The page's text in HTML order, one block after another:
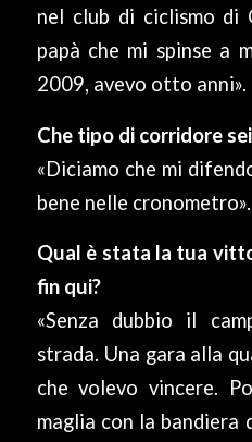
nel club di ciclismo di
papà che mi spinse a
2009, avevo otto anni».
Che tipo di corridore
«Diciamo che mi
bene nelle cronometro».
Qual è stata la tua
fin qui?
«Senza dubbio il
strada. Una gara alla
che volevo vincere.
maglia con la bandiera